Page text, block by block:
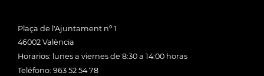
Plaça de l'Ajuntament nº 1
46002 València
Horarios: lunes a viernes de 8:30 a 14:00 horas
Teléfono: 963 52 54 78